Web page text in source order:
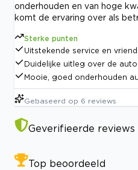
onderhouden en van hoge
komt de ervaring over als
Sterke punten
Uitstekende service en
Duidelijke uitleg over de auto.
Mooie, goed onderhouden
Gebaseerd op 6 reviews
Geverifieerde reviews
Top beoordeeld